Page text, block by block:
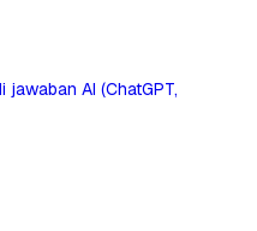
AI (ChatGPT,